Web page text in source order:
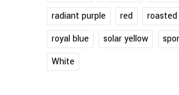
radiant purple
red
royal blue
solar yellow
White